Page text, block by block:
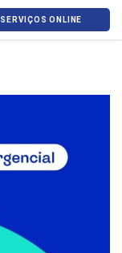
SERVIÇOS ONLINE